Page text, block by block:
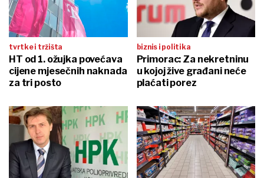
tvrtke i tržišta
HT od 1. ožujka povećava
cijene mjesečnih naknada
za tri posto
biznis i politika
Primorac: Za nekretninu
u kojoj žive građani neće
plaćati porez